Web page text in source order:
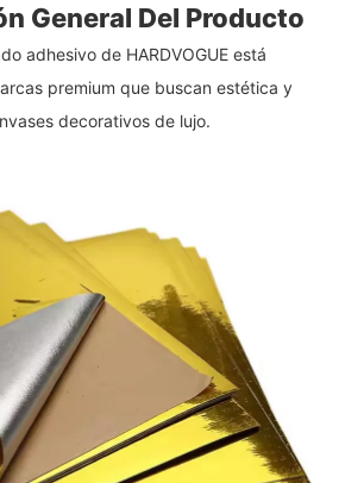
General Del Producto
adhesivo de HARDVOGUE está
premium que buscan estética y
decorativos de lujo.